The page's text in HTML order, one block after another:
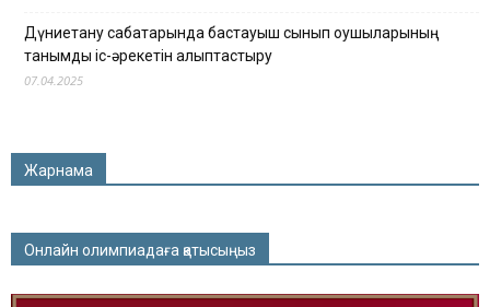
Дүниетану сабақтарында бастауыш сынып оқушыларының
танымдық іс-әрекетін қалыптастыру
07.04.2025
Жарнама
Онлайн олимпиадаға қатысыңыз